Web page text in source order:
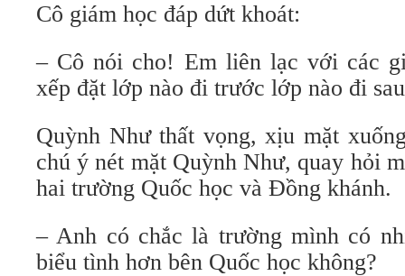
Cô giám học đáp dứt khoát:
– Cô nói cho! Em liên lạc với các
xếp đặt lớp nào đi trước lớp nào đi
Quỳnh Như thất vọng, xịu mặt
chú ý nét mặt Quỳnh Như, quay hỏi
hai trường Quốc học và Đồng khánh.
– Anh có chắc là trường mình có
biểu tình hơn bên Quốc học không?